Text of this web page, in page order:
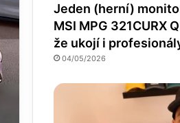
Jeden (herní)
MSI MPG 321CURX
že ukojí i
04/05/2026